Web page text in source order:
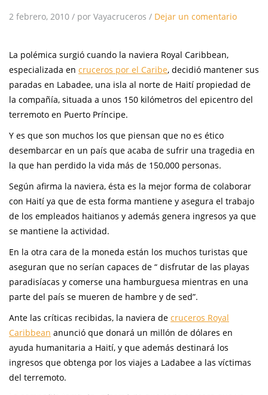
2 febrero, 2010 / por Vayacruceros / Dejar un comentario
La polémica surgió cuando la naviera Royal Caribbean,
especializada en cruceros por el Caribe, decidió mantener sus
paradas en Labadee, una isla al norte de Haití propiedad de
la compañía, situada a unos 150 kilómetros del epicentro del
terremoto en Puerto Príncipe.
Y es que son muchos los que piensan que no es ético
desembarcar en un país que acaba de sufrir una tragedia en
la que han perdido la vida más de 150,000 personas.
Según afirma la naviera, ésta es la mejor forma de colaborar
con Haití ya que de esta forma mantiene y asegura el trabajo
de los empleados haitianos y además genera ingresos ya que
se mantiene la actividad.
En la otra cara de la moneda están los muchos turistas que
aseguran que no serían capaces de “ disfrutar de las playas
paradisíacas y comerse una hamburguesa mientras en una
parte del país se mueren de hambre y de sed”.
Ante las críticas recibidas, la naviera de cruceros Royal
Caribbean anunció que donará un millón de dólares en
ayuda humanitaria a Haití, y que además destinará los
ingresos que obtenga por los viajes a Ladabee a las víctimas
del terremoto.